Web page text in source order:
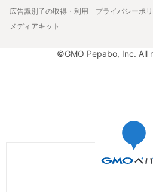
広告識別子の取得・利用
プライバシーポ
メディアキット
©GMO Pepabo, Inc. All